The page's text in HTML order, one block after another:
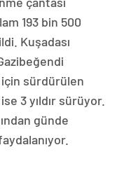
193 bin 500
Kuşadası
sürdürülen
3 yıldır sürüyor.
günde